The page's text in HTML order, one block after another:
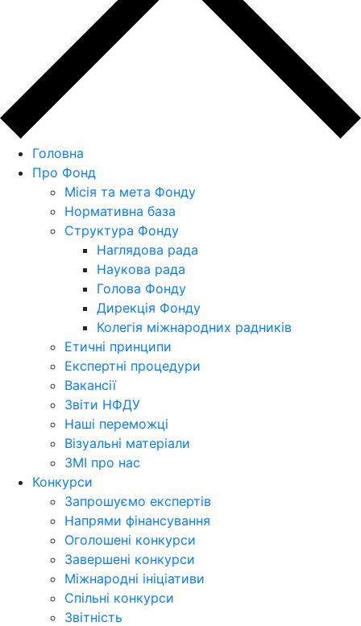
Головна
Про Фонд
Місія та мета Фонду
Нормативна база
Структура Фонду
Наглядова рада
Наукова рада
Голова Фонду
Дирекція Фонду
Колегія міжнародних радників
Етичні принципи
Експертні процедури
Вакансії
Звіти НФДУ
Наші переможці
Візуальні матеріали
ЗМІ про нас
Конкурси
Запрошуємо експертів
Напрями фінансування
Оголошені конкурси
Завершені конкурси
Міжнародні ініціативи
Спільні конкурси
Звітність